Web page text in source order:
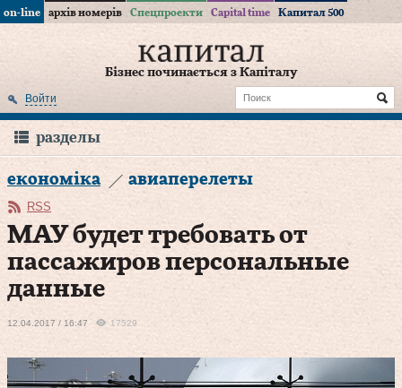
on-line архів номерів Спецпроекти Capital time Капитал 500
Бізнес починається з Капіталу
Войти
разделы
економіка авиаперелеты
RSS
МАУ будет требовать от
пассажиров персональные
данные
12.04.2017 / 16:47 17529